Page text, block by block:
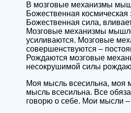
В мозговые механизмы
Божественная космическая
Божественная сила,
Мозговые механизмы
усиливаются. Мозговые
совершенствуются –
Рождаются мозговые
несокрушимой силы
Моя мысль всесильна, моя
мысль всесильна. Все
говорю о себе. Мои мысли –